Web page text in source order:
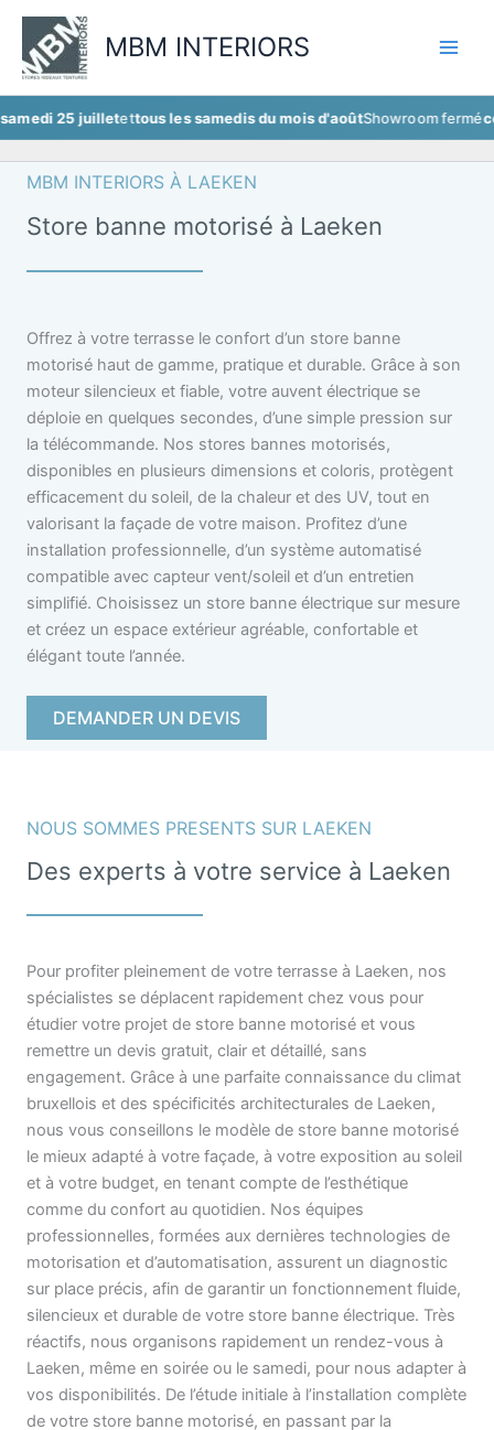
Aller
contenu
MBM INTERIORS
juillet ettous les samedis du mois d'aoûtShowroom ferméce
MBM INTERIORS À LAEKEN
Store banne motorisé à Laeken
Offrez à votre terrasse le confort d’un store banne
motorisé haut de gamme, pratique et durable. Grâce à son
moteur silencieux et fiable, votre auvent électrique se
déploie en quelques secondes, d’une simple pression sur
la télécommande. Nos stores bannes motorisés,
disponibles en plusieurs dimensions et coloris, protègent
efficacement du soleil, de la chaleur et des UV, tout en
valorisant la façade de votre maison. Profitez d’une
installation professionnelle, d’un système automatisé
compatible avec capteur vent/soleil et d’un entretien
simplifié. Choisissez un store banne électrique sur mesure
et créez un espace extérieur agréable, confortable et
élégant toute l’année.
DEMANDER UN DEVIS
NOUS SOMMES PRESENTS SUR LAEKEN
Des experts à votre service à Laeken
Pour profiter pleinement de votre terrasse à Laeken, nos
spécialistes se déplacent rapidement chez vous pour
étudier votre projet de store banne motorisé et vous
remettre un devis gratuit, clair et détaillé, sans
engagement. Grâce à une parfaite connaissance du climat
bruxellois et des spécificités architecturales de Laeken,
nous vous conseillons le modèle de store banne motorisé
le mieux adapté à votre façade, à votre exposition au soleil
et à votre budget, en tenant compte de l’esthétique
comme du confort au quotidien. Nos équipes
professionnelles, formées aux dernières technologies de
motorisation et d’automatisation, assurent un diagnostic
sur place précis, afin de garantir un fonctionnement fluide,
silencieux et durable de votre store banne électrique. Très
réactifs, nous organisons rapidement un rendez-vous à
Laeken, même en soirée ou le samedi, pour nous adapter à
vos disponibilités. De l’étude initiale à l’installation complète
de votre store banne motorisé, en passant par la